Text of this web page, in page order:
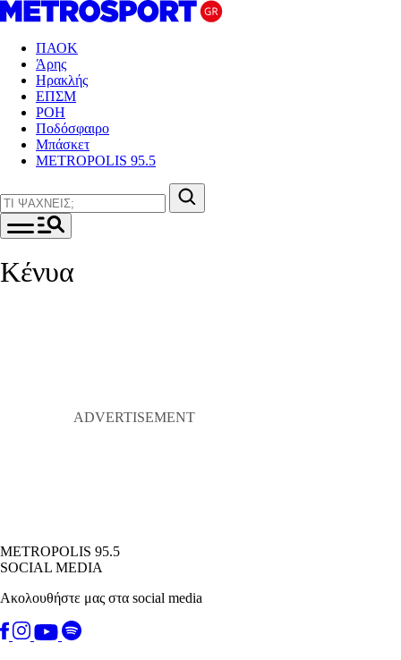
ΠΑΟΚ
Άρης
Ηρακλής
ΕΠΣΜ
ΡΟΗ
Ποδόσφαιρο
Μπάσκετ
METROPOLIS 95.5
Κένυα
METROPOLIS 95.5
SOCIAL MEDIA
Ακολουθήστε μας στα social media